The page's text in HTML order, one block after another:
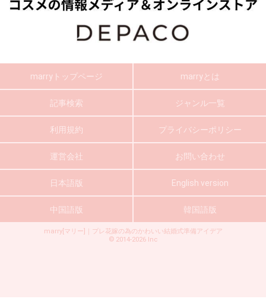
marryトップページ marryとは
記事検索 ジャンル一覧
利用規約 プライバシーポリシー
運営会社 お問い合わせ
日本語版 English version
中国語版 韓国語版
marry[マリー]｜プレ花嫁の為のかわいい結婚式準備アイデア
© 2014-2026 Inc